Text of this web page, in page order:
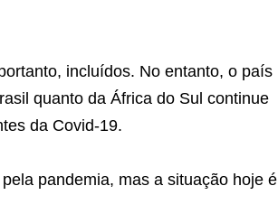
incluídos. No entanto, o país
quanto da África do Sul continue
da Covid-19.
pandemia, mas a situação hoje é